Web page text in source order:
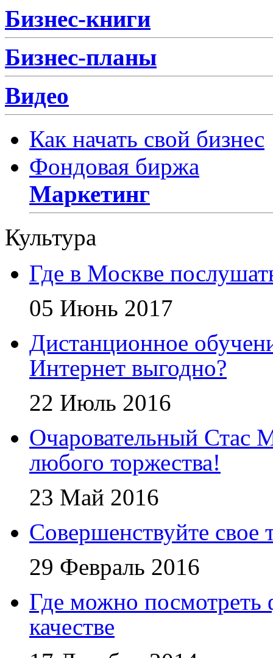
Бизнес-книги
Бизнес-планы
Видео
Как начать свой бизнес
Фондовая биржа
Маркетинг
Культура
Где в Москве
05 Июнь 2017
Дистанционное
Интернет выгодно?
22 Июль 2016
Очаровательный
любого торжества!
23 Май 2016
Совершенствуйте свое
29 Февраль 2016
Где можно
качестве